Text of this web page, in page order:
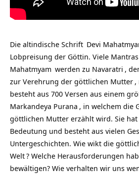
Die altindische Schrift Devi
Lobpreisung der Göttin. Viele Mantras
Mahatmyam werden zu Navaratri ,
zur Verehrung der göttlichen Mutter ,
besteht aus 700 Versen aus einem
Markandeya Purana , in welchem die
göttlichen Mutter erzählt wird. Sie
Bedeutung und besteht aus vielen
Untergeschichten. Wie wikt die
Welt? Welche Herausforderungen
bewältigen? Wie verhalten wir uns